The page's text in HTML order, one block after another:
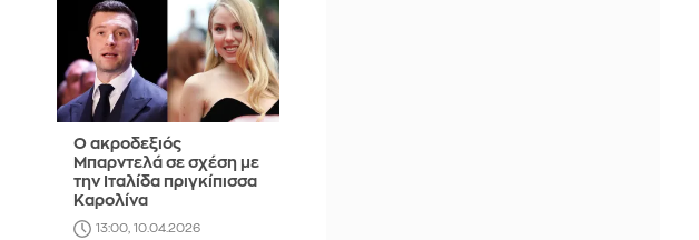
Ο ακροδεξιός
Μπαρντελά σε σχέση με
την Ιταλίδα πριγκίπισσα
Καρολίνα
13:00, 10.04.2026